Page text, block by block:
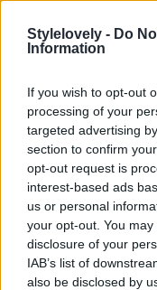
Stylelovely - Do
Information
If you wish to opt-out
processing of your
targeted advertising
section to confirm
opt-out request is
interest-based ads
us or personal
your opt-out. You
disclosure of your
IAB’s list of
also be disclosed by
9 noviembre,
Cierto! Es
AllBeauty
http://